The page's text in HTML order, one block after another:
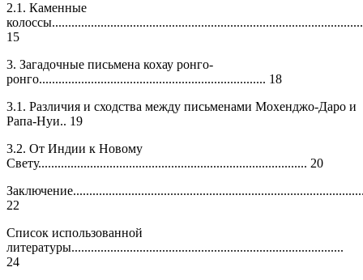
2.1. Каменные
колоссы................................................................................................
15
3. Загадочные письмена кохау ронго-
ронго...................................................................... 18
3.1. Различия и сходства между письменами Мохенджо-Даро и
Рапа-Нуи.. 19
3.2. От Индии к Новому
Свету................................................................................... 20
22
Список использованной
литературы....................................................................................
24